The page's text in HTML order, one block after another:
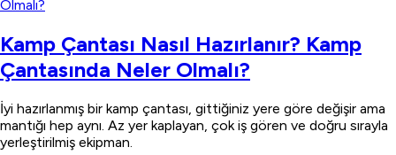
Kamp Çantası Nasıl Hazırlanır? Kamp
Çantasında Neler Olmalı?
İyi hazırlanmış bir kamp çantası, gittiğiniz yere göre değişir ama
mantığı hep aynı. Az yer kaplayan, çok iş gören ve doğru sırayla
yerleştirilmiş ekipman.